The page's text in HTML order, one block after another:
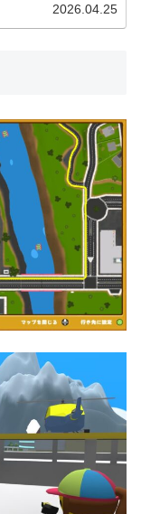
2026.04.25